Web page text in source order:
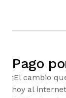
Pago
¡El cambio
hoy al